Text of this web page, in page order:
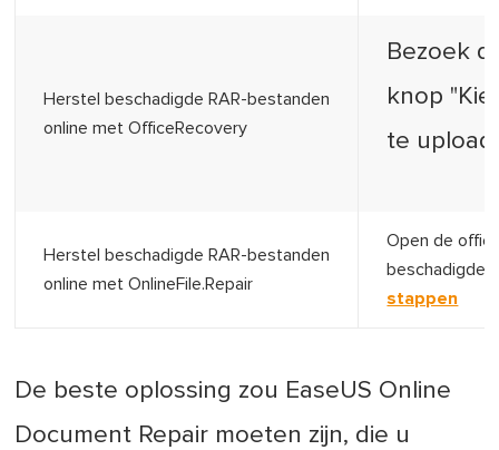
Herstel beschadigde RAR-bestanden
online met OfficeRecovery
Bezoek
knop
te
Herstel beschadigde RAR-bestanden
online met OnlineFile.Repair
Open de
beschadigde
stappen
De beste oplossing zou EaseUS Online
Document Repair moeten zijn, die u